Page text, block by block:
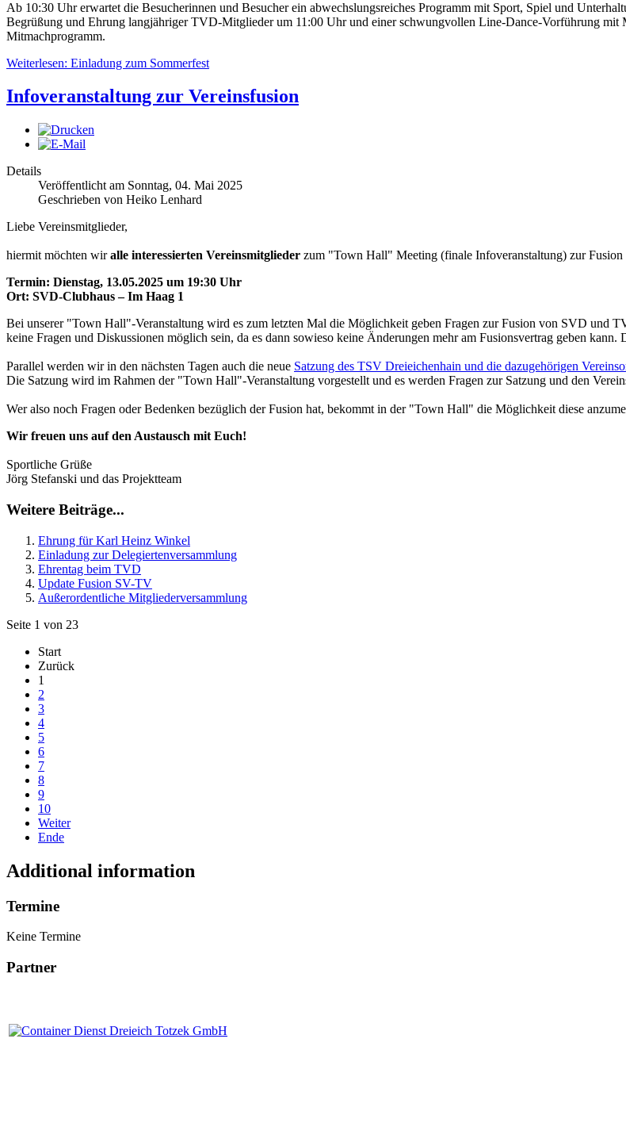
Ab 10:30 Uhr erwartet die Besucherinnen und Besucher ein abwechslungsreiches Programm mit Sport, Spiel und
Begrüßung und Ehrung langjähriger TVD-Mitglieder um 11:00 Uhr und einer schwungvollen Line-Dance-Vorführung mit
Mitmachprogramm.
Weiterlesen: Einladung zum Sommerfest
Infoveranstaltung zur Vereinsfusion
Details
Veröffentlicht am Sonntag, 04. Mai 2025
Geschrieben von Heiko Lenhard
Liebe Vereinsmitglieder,
hiermit möchten wiralle interessierten Vereinsmitglieder zum "Town Hall" Meeting (finale Infoveranstaltung) zur
Termin: Dienstag, 13.05.2025 um 19:30 Uhr
Ort: SVD-Clubhaus – Im Haag 1
Bei unserer "Town Hall"-Veranstaltung wird es zum letzten Mal die Möglichkeit geben Fragen zur Fusion von SVD und
keine Fragen und Diskussionen möglich sein, da es dann sowieso keine Änderungen mehr am Fusionsvertrag geben kann.
Parallel werden wir in den nächsten Tagen auch die neue Satzung des TSV Dreieichenhain und die dazugehörigen
Die Satzung wird im Rahmen der "Town Hall"-Veranstaltung vorgestellt und es werden Fragen zur Satzung und den
Wer also noch Fragen oder Bedenken bezüglich der Fusion hat, bekommt in der "Town Hall" die Möglichkeit diese
Wir freuen uns auf den Austausch mit Euch!
Sportliche Grüße
Jörg Stefanski und das Projektteam
Weitere Beiträge...
Ehrung für Karl Heinz Winkel
Einladung zur Delegiertenversammlung
Ehrentag beim TVD
Update Fusion SV-TV
Außerordentliche Mitgliederversammlung
Seite 1 von 23
Start
Zurück
1
2
3
4
5
6
7
8
9
10
Weiter
Ende
Additional information
Termine
Keine Termine
Partner